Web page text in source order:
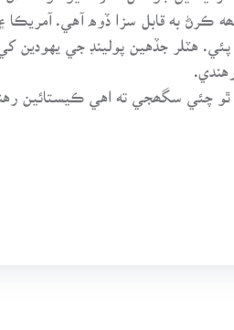
به قابل سزا ڏوه آهي. آمريڪا ۽
هٽلر جڏهين پولينڊ جي يهودين
ٿو چئي سگھجي ته اهي ڪيستائين